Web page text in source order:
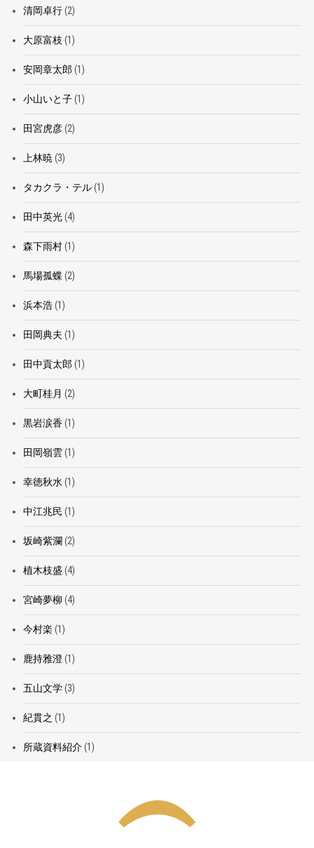
清岡卓行(2)
大原富枝 (1)
安岡章太郎 (1)
小山いと子(1)
田宮虎彦(2)
上林暁 (3)
タカクラ・テル(1)
田中英光(4)
森下雨村(1)
馬場孤蝶 (2)
浜本浩(1)
田岡典夫 (1)
田中貢太郎 (1)
大町桂月 (2)
黒岩涙香(1)
田岡嶺雲(1)
幸徳秋水 (1)
中江兆民 (1)
坂崎紫瀾 (2)
植木枝盛 (4)
宮崎夢柳 (4)
今村楽 (1)
鹿持雅澄(1)
五山文学(3)
紀貫之 (1)
所蔵資料紹介(1)